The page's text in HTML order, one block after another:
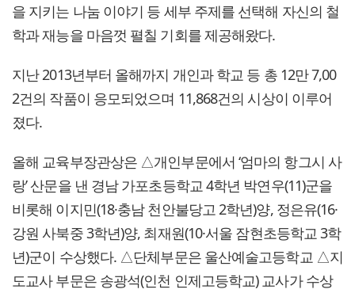
을 지키는 나눔 이야기 등 세부 주제를 선택해 자신의 철
학과 재능을 마음껏 펼칠 기회를 제공해왔다.
지난 2013년부터 올해까지 개인과 학교 등 총 12만 7,00
2건의 작품이 응모되었으며 11,868건의 시상이 이루어
졌다.
올해 교육부장관상은 △개인부문에서 ‘엄마의 항그시 사
랑’ 산문을 낸 경남 가포초등학교 4학년 박연우(11)군을
비롯해 이지민(18·충남 천안불당고 2학년)양, 정은유(16·
강원 사북중 3학년)양, 최재원(10·서울 잠현초등학교 3학
년)군이 수상했다. △단체부문은 울산예술고등학교 △지
도교사 부문은 송광석(인천 인제고등학교) 교사가 수상